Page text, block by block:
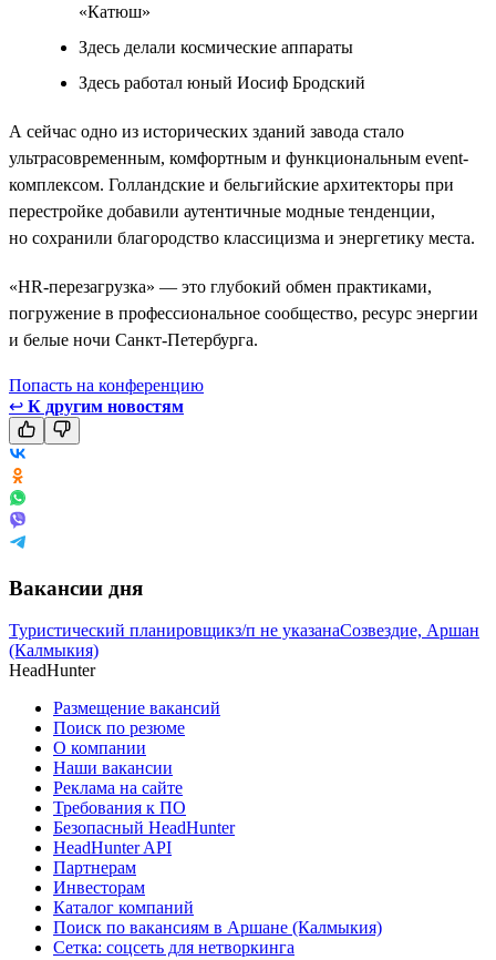
«Катюш»
Здесь делали космические аппараты
Здесь работал юный Иосиф Бродский
А сейчас одно из исторических зданий завода стало
ультрасовременным, комфортным и функциональным event-
комплексом. Голландские и бельгийские архитекторы при
перестройке добавили аутентичные модные тенденции,
но сохранили благородство классицизма и энергетику места.
«HR-перезагрузка» — это глубокий обмен практиками,
погружение в профессиональное сообщество, ресурс энергии
и белые ночи Санкт-Петербурга.
Попасть на конференцию
↩ К другим новостям
Вакансии дня
Туристический планировщикз/п не указанаСозвездие, Аршан
(Калмыкия)
HeadHunter
Размещение вакансий
Поиск по резюме
О компании
Наши вакансии
Реклама на сайте
Требования к ПО
Безопасный HeadHunter
HeadHunter API
Партнерам
Инвесторам
Каталог компаний
Поиск по вакансиям в Аршане (Калмыкия)
Сетка: соцсеть для нетворкинга